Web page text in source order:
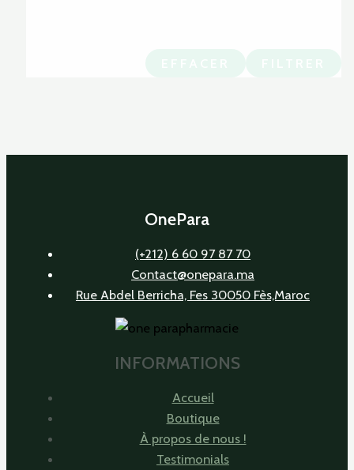
OnePara
(+212) 6 60 97 87 70
Contact@onepara.ma
Rue Abdel Berricha, Fes 30050 Fès,Maroc
INFORMATIONS
Accueil
Boutique
À propos de nous !
Testimonials